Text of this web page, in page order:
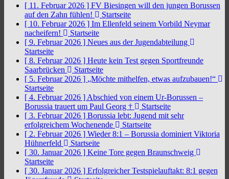
[ 11. Februar 2026 ] FV Biesingen will den jungen Borussen
auf den Zahn fühlen!
Startseite
[ 10. Februar 2026 ] Im Ellenfeld seinem Vorbild Neymar
nacheifern!
Startseite
[ 9. Februar 2026 ] Neues aus der Jugendabteilung
Startseite
[ 8. Februar 2026 ] Heute kein Test gegen Sportfreunde
Saarbrücken
Startseite
[ 5. Februar 2026 ] „Möchte mithelfen, etwas aufzubauen!“
Startseite
[ 4. Februar 2026 ] Abschied von einem Ur-Borussen –
Borussia trauert um Paul Georg †
Startseite
[ 3. Februar 2026 ] Borussia lebt: Jugend mit sehr
erfolgreichem Wochenende
Startseite
[ 2. Februar 2026 ] Wieder 8:1 – Borussia dominiert Viktoria
Hühnerfeld
Startseite
[ 30. Januar 2026 ] Keine Tore gegen Braunschweig
Startseite
[ 30. Januar 2026 ] Erfolgreicher Testspielauftakt: 8:1 gegen